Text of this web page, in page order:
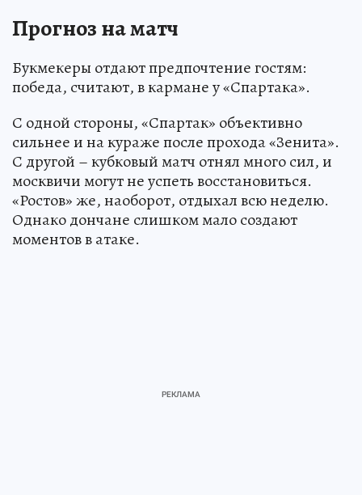
Прогноз на матч
Букмекеры отдают предпочтение гостям:
победа, считают, в кармане у «Спартака».
С одной стороны, «Спартак» объективно
сильнее и на кураже после прохода «Зенита».
С другой – кубковый матч отнял много сил, и
москвичи могут не успеть восстановиться.
«Ростов» же, наоборот, отдыхал всю неделю.
Однако дончане слишком мало создают
моментов в атаке.